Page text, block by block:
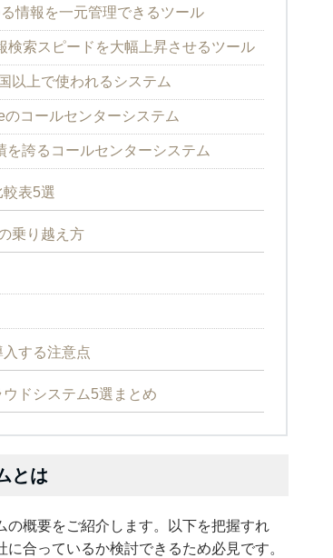
情報を一元管理できるツール
検索スピードを大幅上昇させるツール
以上で使われるシステム
コールセンターシステム
を誇るコールセンターシステム
表5選
乗り越え方
する注意点
ドシステム5選まとめ
とは
概要をご紹介します。以下を把握すれ
合っているか検討できるため必見です。